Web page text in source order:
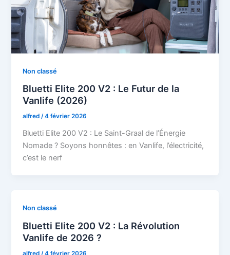
Non classé
Bluetti Elite 200 V2 : Le Futur de la
Vanlife (2026)
alfred/4 février 2026
Bluetti Elite 200 V2 : Le Saint-Graal de l’Énergie
Nomade ? Soyons honnêtes : en Vanlife, l’électricité,
c’est le nerf
Non classé
Bluetti Elite 200 V2 : La Révolution
Vanlife de 2026 ?
alfred /4 février 2026